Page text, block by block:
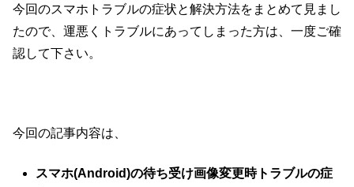
今回のスマホトラブルの症状と解決方法をまとめて見まし
たので、運悪くトラブルにあってしまった方は、一度ご確
認して下さい。
今回の記事内容は、
スマホ(Android)の待ち受け画像変更時トラブルの症